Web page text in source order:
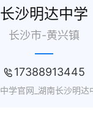
长沙明达中学
长沙市-黄兴镇
17388913445